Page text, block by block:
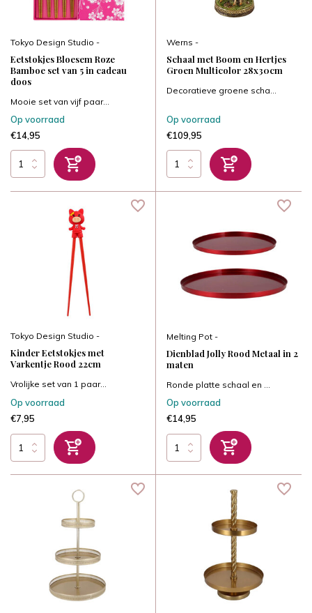
Tokyo Design Studio -
Eetstokjes Bloesem Roze
Bamboe set van 5 in cadeau
doos
Mooie set van vijf paar...
Op voorraad
€14,95
Werns -
Schaal met Boom en Hertjes
Groen Multicolor 28x30cm
Decoratieve groene scha...
Op voorraad
€109,95
Tokyo Design Studio -
Kinder Eetstokjes met
Varkentje Rood 22cm
Vrolijke set van 1 paar...
Op voorraad
€7,95
Melting Pot -
Dienblad Jolly Rood Metaal in 2
maten
Ronde platte schaal en ...
Op voorraad
€14,95